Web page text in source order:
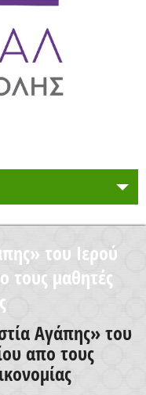
του Ιερού
τους μαθητές
Αγάπης» του
απο τους